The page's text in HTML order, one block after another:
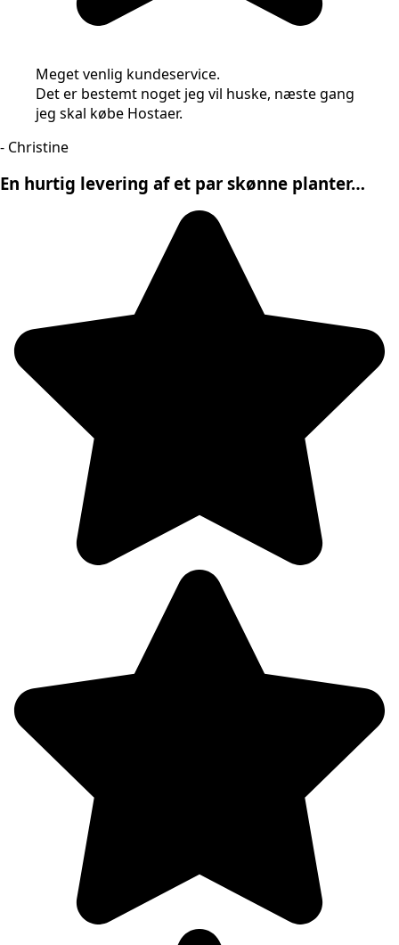
Meget venlig kundeservice.
Det er bestemt noget jeg vil huske, næste gang
jeg skal købe Hostaer.
- Christine
En hurtig levering af et par skønne planter…